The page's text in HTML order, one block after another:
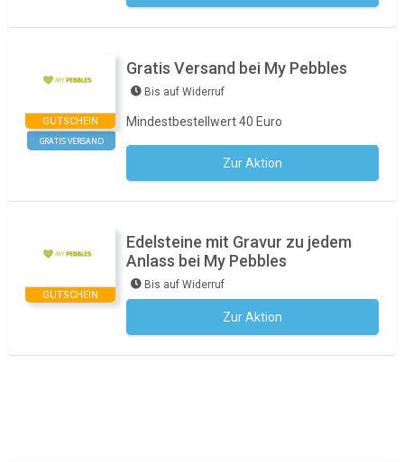
GUTSCHEIN
GRATIS VERSAND
Gratis Versand bei My Pebbles
Bis auf Widerruf
Mindestbestellwert 40 Euro
Zur Aktion
GUTSCHEIN
Edelsteine mit Gravur zu jedem
Anlass bei My Pebbles
Bis auf Widerruf
Zur Aktion